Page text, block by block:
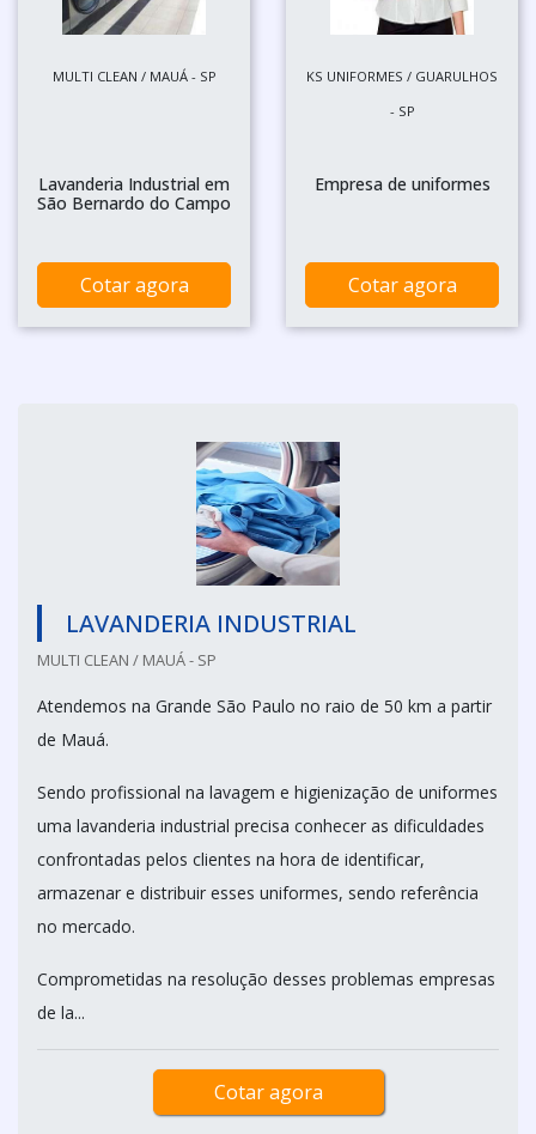
MULTI CLEAN / MAUÁ - SP
Lavanderia Industrial em
São Bernardo do Campo
Cotar agora
KS UNIFORMES / GUARULHOS
- SP
Empresa de uniformes
Cotar agora
LAVANDERIA INDUSTRIAL
MULTI CLEAN / MAUÁ - SP
Atendemos na Grande São Paulo no raio de 50 km a partir
de Mauá.
Sendo profissional na lavagem e higienização de uniformes
uma lavanderia industrial precisa conhecer as dificuldades
confrontadas pelos clientes na hora de identificar,
armazenar e distribuir esses uniformes, sendo referência
no mercado.
Comprometidas na resolução desses problemas empresas
de la...
Cotar agora